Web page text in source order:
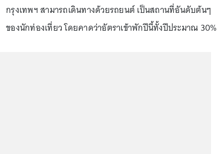
กรุงเทพฯ สามารถเดินทางด้วยรถยนต์ เป็นสถานที่อันดับต้นๆ
ของนักท่องเที่ยว โดยคาดว่าอัตราเข้าพักปีนี้ทั้งปีประมาณ 30%